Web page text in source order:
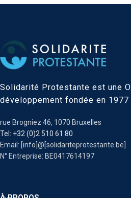
Solidarité Protestante est une
développement fondée en 1977
rue Brogniez 46, 1070 Bruxelles
Tel: +32 (0)2 510 61 80
Email: [info]@[solidariteprotestante.be]
N° Entreprise: BE0417614197